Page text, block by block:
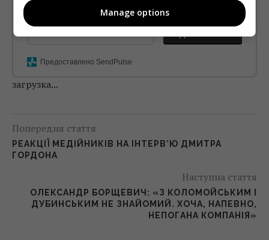
Підпишіться ще раз, якщо не отримуєте від нас листи
Предоставлено SendPulse
загрузка...
Попередня стаття
РЕАКЦІЇ МЕДІЙНИКІВ НА ІНТЕРВ’Ю ДМИТРА
ГОРДОНА
Наступна стаття
ОЛЕКСАНДР БОРЩЕВИЧ: «З КОЛОМОЙСЬКИМ І
ДУБИНСЬКИМ НЕ ЗНАЙОМИЙ. ХОЧА, НАПЕВНО,
НЕПОГАНА КОМПАНІЯ»
Manage options